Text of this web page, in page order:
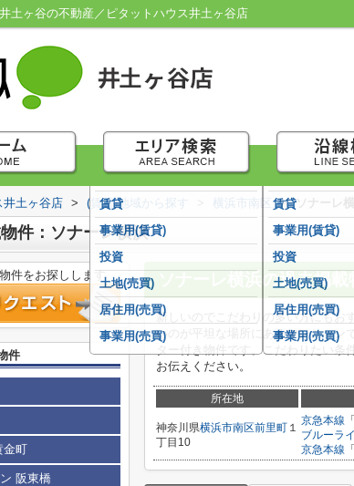
土ヶ谷の不動産／ピタットハウス井土ヶ谷店
賃貸
事業用(賃貸)
投資
土地(売買)
居住用(売買)
事業用(売買)
賃貸
事業用(賃貸)
投資
土地(売買)
居住用(売買)
事業用(売買)
井土ヶ谷店 > (賃貸)地域から探す 横浜市南区 > ソナーレ横
件：ソナーレ横浜
の過去掲載
新しいのでこだわりの多い方にもお
いのが平坦な場所にあるマンション
ター付き物件です。こだわりたい
お伝えください。
所在地
神奈川県横浜市南区前里町 １
丁目10
京急本線 「
ブルーラ
京急本線 「
件をお探しします
件
金町
阪東橋